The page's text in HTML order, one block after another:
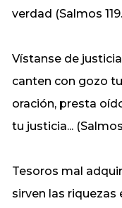
verdad (Salmos
Vístanse de
canten con gozo
oración, presta
tu justicia... (Salmos
Tesoros mal
sirven las riquezas